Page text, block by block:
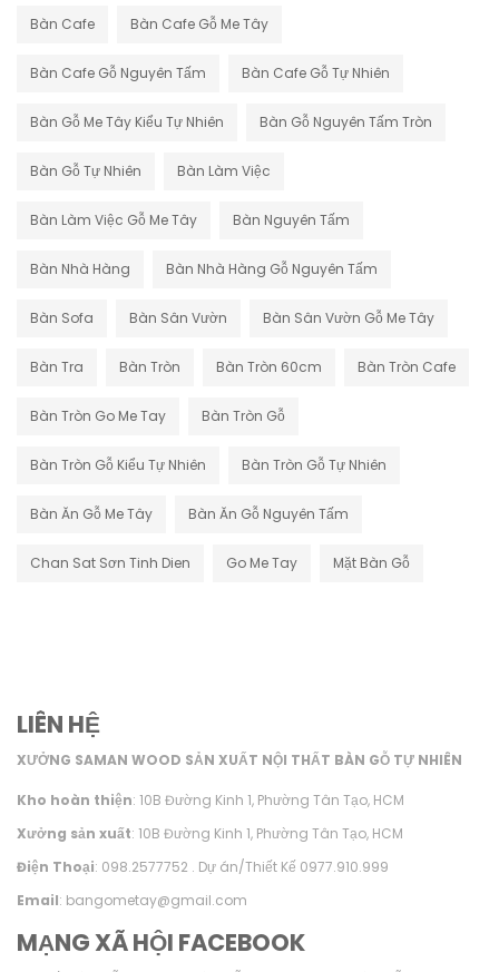
Bàn Cafe Bàn Cafe Gỗ Me Tây
Bàn Cafe Gỗ Nguyên Tấm Bàn Cafe Gỗ Tự Nhiên
Bàn Gỗ Me Tây Kiểu Tự Nhiên Bàn Gỗ Nguyên Tấm Tròn
Bàn Gỗ Tự Nhiên Bàn Làm Việc
Bàn Làm Việc Gỗ Me Tây Bàn Nguyên Tấm
Bàn Nhà Hàng Bàn Nhà Hàng Gỗ Nguyên Tấm
Bàn Sofa Bàn Sân Vườn Bàn Sân Vườn Gỗ Me Tây
Bàn Tra Bàn Tròn Bàn Tròn 60cm Bàn Tròn Cafe
Bàn Tròn Go Me Tay Bàn Tròn Gỗ
Bàn Tròn Gỗ Kiểu Tự Nhiên Bàn Tròn Gỗ Tự Nhiên
Bàn Ăn Gỗ Me Tây Bàn Ăn Gỗ Nguyên Tấm
Chan Sat Sơn Tinh Dien Go Me Tay Mặt Bàn Gỗ
LIÊN HỆ
XƯỞNG SAMAN WOOD SẢN XUẤT NỘI THẤT BÀN GỖ TỰ NHIÊN
Kho hoàn thiện: 10B Đường Kinh 1, Phường Tân Tạo, HCM
Xưởng sản xuất: 10B Đường Kinh 1, Phường Tân Tạo, HCM
Điện Thoại: 098.2577752 . Dự án/Thiết Kế 0977.910.999
Email: bangometay@gmail.com
MẠNG XÃ HỘI FACEBOOK